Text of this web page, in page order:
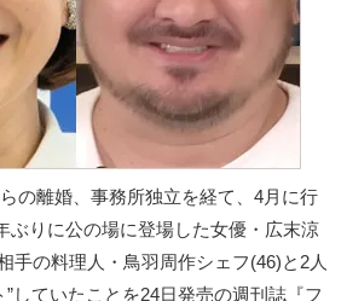
の離婚、事務所独立を経て、4月に行
ぶりに公の場に登場した女優・広末涼
手の料理人・鳥羽周作シェフ(46)と2人
”していたことを24日発売の週刊誌『フ